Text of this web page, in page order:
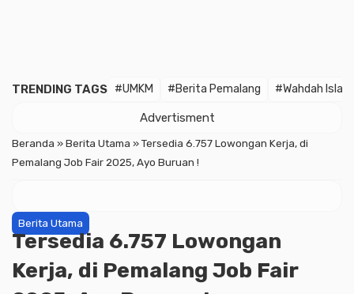
TRENDING TAGS #UMKM #Berita Pemalang #Wahdah
Advertisment
Beranda »Berita Utama »Tersedia 6.757 Lowongan Kerja, di
Pemalang Job Fair 2025, Ayo Buruan !
Berita Utama
Tersedia 6.757 Lowongan
Kerja, di Pemalang Job Fair